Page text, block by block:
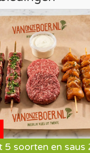
5 soorten en saus